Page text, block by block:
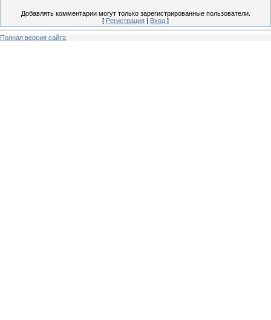
Добавлять комментарии могут только зарегистрированные пользователи.
[ Регистрация | Вход ]
Полная версия сайта